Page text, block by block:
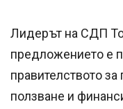
Лидерът на СДП
предложението е
правителството
ползване и